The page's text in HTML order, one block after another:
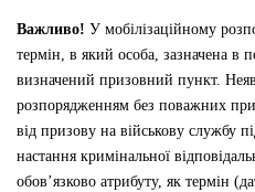
Важливо! У мобілізаційному
термін, в який особа, зазначена в
визначений призовний пункт.
розпорядженням без поважних
від призову на військову службу
настання кримінальної
обов’язково атрибуту, як термін